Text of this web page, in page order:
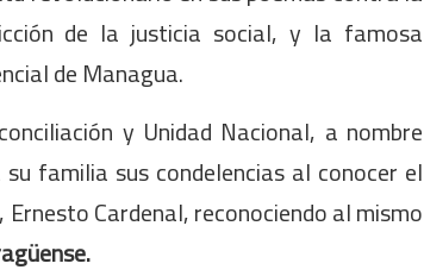
de la justicia social, y la famosa
de Managua.
y Unidad Nacional, a nombre
familia sus condelencias al conocer el
Cardenal, reconociendo al mismo